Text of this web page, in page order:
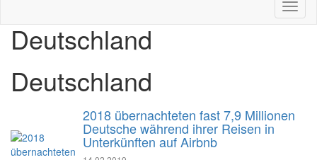
Deutschland
Deutschland
2018 übernachteten fast 7,9 Millionen
Deutsche während ihrer Reisen in
Unterkünften auf Airbnb